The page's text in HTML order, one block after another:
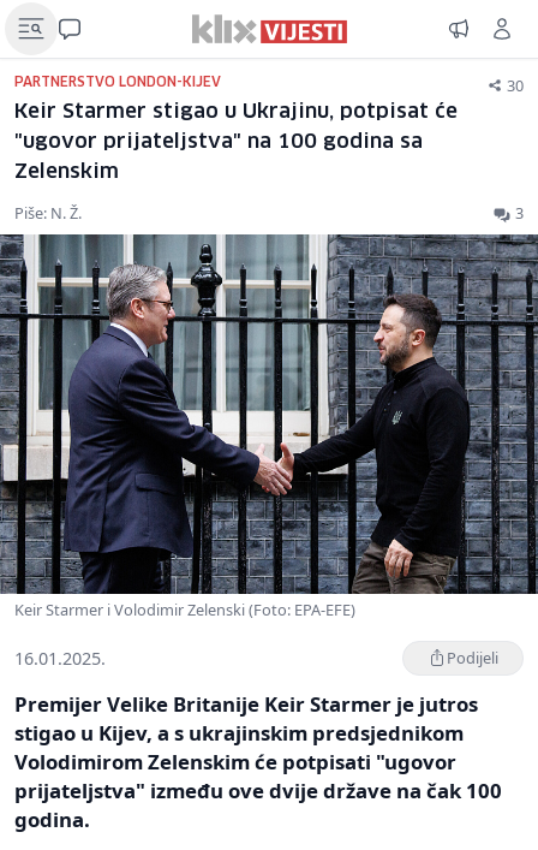
PARTNERSTVO LONDON-KIJEV 30
Keir Starmer stigao u Ukrajinu, potpisat će
"ugovor prijateljstva" na 100 godina sa
Zelenskim
Piše: N. Ž. 3
Keir Starmer i Volodimir Zelenski (Foto: EPA-EFE)
16.01.2025. Podijeli
Premijer Velike Britanije Keir Starmer je jutros
stigao u Kijev, a s ukrajinskim predsjednikom
Volodimirom Zelenskim će potpisati "ugovor
prijateljstva" između ove dvije države na čak 100
godina.